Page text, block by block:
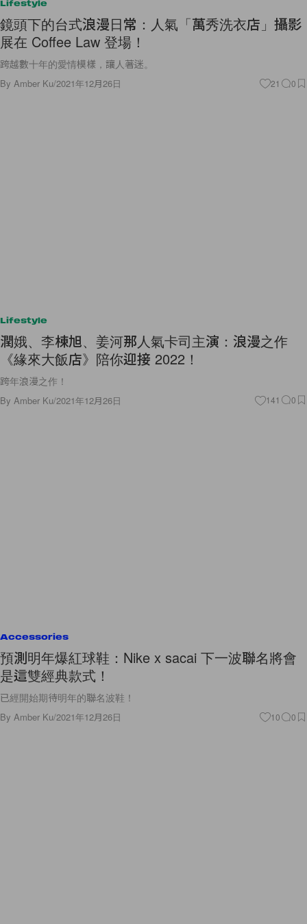
Lifestyle
鏡頭下的台式浪漫日常：人氣「萬秀洗衣店」攝影
展在 Coffee Law 登場！
跨越數十年的愛情模樣，讓人著迷。
By Amber Ku/2021年12月26日 21 0
Lifestyle
潤娥、李棟旭、姜河那人氣卡司主演：浪漫之作
《緣來大飯店》陪你迎接 2022！
跨年浪漫之作！
By Amber Ku/2021年12月26日 141 0
Accessories
預測明年爆紅球鞋：Nike x sacai 下一波聯名將會
是這雙經典款式！
已經開始期待明年的聯名波鞋！
By Amber Ku/2021年12月26日 10 0